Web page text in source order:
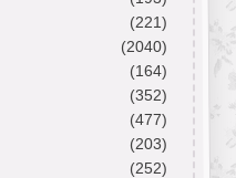
(221)
(2040)
(164)
(352)
(477)
(203)
(252)